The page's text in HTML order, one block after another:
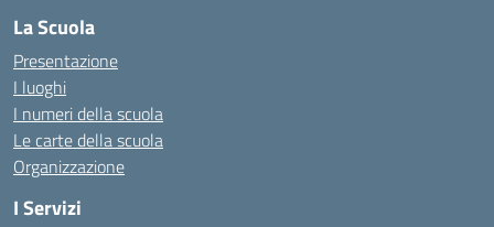
La Scuola
Presentazione
I luoghi
I numeri della scuola
Le carte della scuola
Organizzazione
I Servizi